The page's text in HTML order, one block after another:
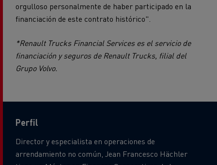
orgulloso personalmente de haber participado en la
financiación de este contrato histórico".
*Renault Trucks Financial Services es el servicio de
financiación y seguros de Renault Trucks, filial del
Grupo Volvo.
Perfil
Director y especialista en operaciones de
arrendamiento no común, Jean Francesco Hächler